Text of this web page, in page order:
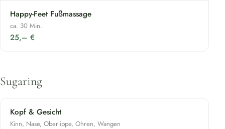
Happy-Feet Fußmassage
ca. 30 Min.
25,– €
Sugaring
Kopf & Gesicht
Kinn, Nase, Oberlippe, Ohren, Wangen